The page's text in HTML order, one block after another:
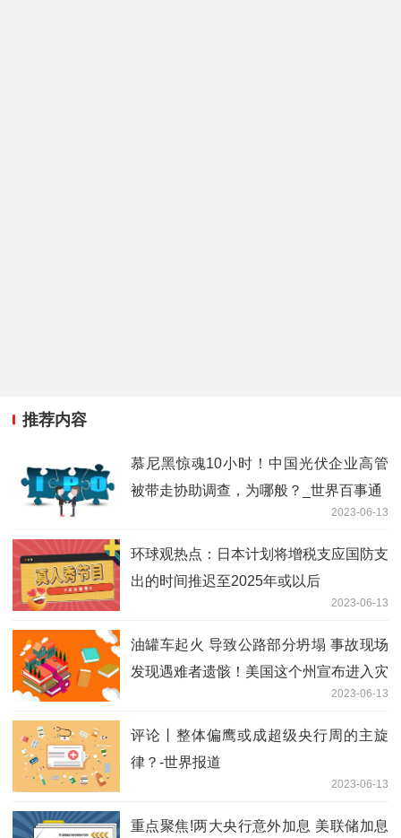
推荐内容
慕尼黑惊魂10小时！中国光伏企业高管
被带走协助调查，为哪般？_世界百事通
2023-06-13
环球观热点：日本计划将增税支应国防支
出的时间推迟至2025年或以后
2023-06-13
油罐车起火 导致公路部分坍塌 事故现场
发现遇难者遗骸！美国这个州宣布进入灾
2023-06-13
评论丨整体偏鹰或成超级央行周的主旋
律？-世界报道
2023-06-13
重点聚焦!两大央行意外加息 美联储加息